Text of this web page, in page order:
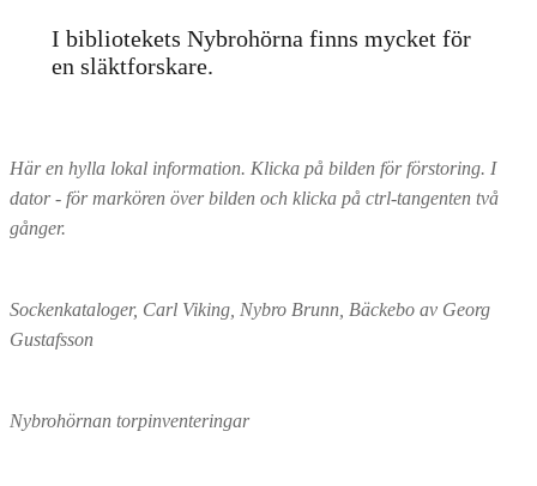
I bibliotekets Nybrohörna finns mycket för
en släktforskare.
Här en hylla lokal information. Klicka på bilden för förstoring. I
dator - för markören över bilden och klicka på ctrl-tangenten två
gånger.
Sockenkataloger, Carl Viking, Nybro Brunn, Bäckebo av Georg
Gustafsson
Nybrohörnan torpinventeringar